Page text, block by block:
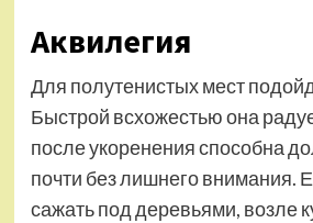
Аквилегия
Для полутенистых мест
Быстрой всхожестью она
после укоренения способна
почти без лишнего внимания.
сажать под деревьями, возле